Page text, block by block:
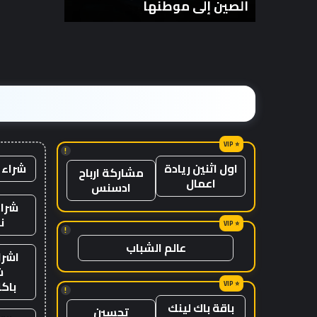
انتظار
مع
في
الصين
إلى
موطنها
الصين إلى موطنها
الزمن؟
!
اول اثنين ريادة
اعمال مشاركة ارباح
ادسنس
!
عالم الشباب
!
باقة باك لينك تحسين